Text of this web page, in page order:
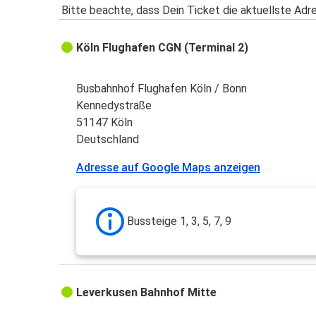
Bitte beachte, dass Dein Ticket die aktuellste
Köln Flughafen CGN (Terminal 2)
Busbahnhof Flughafen Köln / Bonn
Kennedystraße
51147 Köln
Deutschland
Adresse auf Google Maps anzeigen
Bussteige 1, 3, 5, 7, 9
Leverkusen Bahnhof Mitte